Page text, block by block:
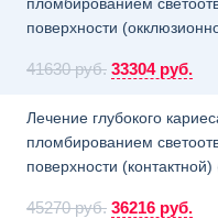
поверхности
41630 руб. 33304 руб.
Лечение глубокого
пломбированием
поверхности
45270 руб. 36216 руб.